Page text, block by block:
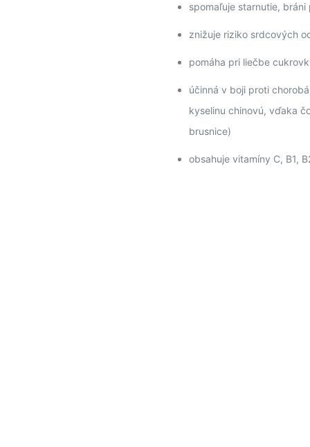
spomaľuje starnutie,
znižuje riziko srdcových
pomáha pri liečbe
účinná v boji proti
kyselinu chinovú, vďaka
brusnice)
obsahuje vitamíny C, B1,